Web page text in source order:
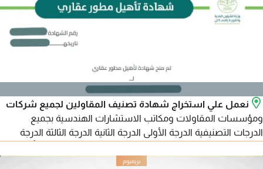
نعمل علي استخراج شهادة تصنيف المقاولين لجميع شركات
ومؤسسات المقاولات ومكاتب الاستشارات الهندسية بجميع
الدرجات التصنيفية الدرجة الأولى الدرجة الثانية الدرجة الثالثة الدرجة
الأسعار خبرة طويلة في المجال وبسابقة أعمال ممتازة بجميع مناطق